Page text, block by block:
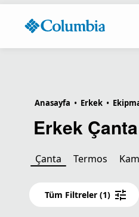
Anasayfa • Erkek •
Erkek Çanta
Çanta Termos
Tüm Filtreler (1)